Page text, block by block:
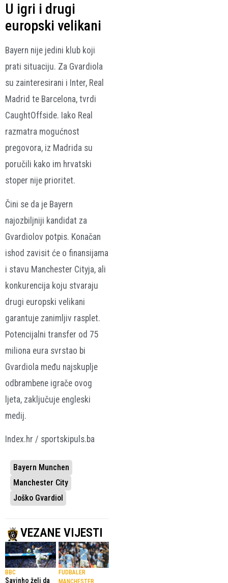
U igri i drugi
europski velikani
Bayern nije jedini klub koji
prati situaciju. Za Gvardiola
su zainteresirani i Inter, Real
Madrid te Barcelona, tvrdi
CaughtOffside. Iako Real
razmatra mogućnost
pregovora, iz Madrida su
poručili kako im hrvatski
stoper nije prioritet.
Čini se da je Bayern
najozbiljniji kandidat za
Gvardiolov potpis. Konačan
ishod zavisit će o finansijama
i stavu Manchester Cityja, ali
konkurencija koju stvaraju
drugi europski velikani
garantuje zanimljiv rasplet.
Potencijalni transfer od 75
miliona eura svrstao bi
Gvardiola među najskuplje
odbrambene igrače ovog
ljeta, zaključuje engleski
medij.
Index.hr / sportskipuls.ba
Bayern Munchen
Manchester City
Joško Gvardiol
VEZANE VIJESTI
BBC
Savinho želi da
FUDBALER
MANCHESTER